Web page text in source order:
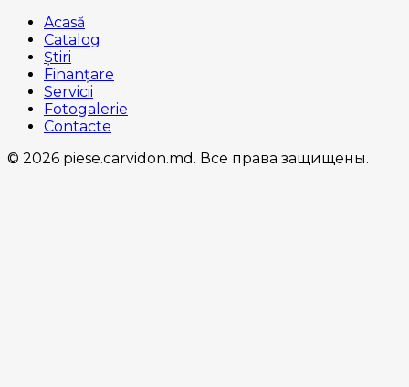
Acasă
Catalog
Știri
Finanțare
Servicii
Fotogalerie
Contacte
© 2026 piese.carvidon.md. Все права защищены.